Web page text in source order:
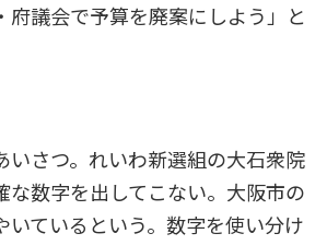
府議会で予算を廃案にしよう」と
さつ。れいわ新選組の大石衆院
な数字を出してこない。大阪市の
いているという。数字を使い分け